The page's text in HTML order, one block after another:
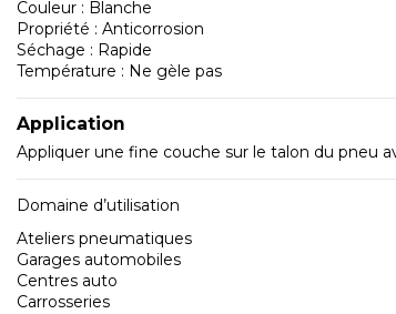
Couleur : Blanche
Propriété : Anticorrosion
Séchage : Rapide
Température : Ne gèle pas
Application
Appliquer une fine couche sur le talon du pneu
Domaine d’utilisation
Ateliers pneumatiques
Garages automobiles
Centres auto
Carrosseries